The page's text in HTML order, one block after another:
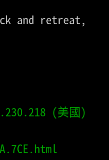
and retreat,